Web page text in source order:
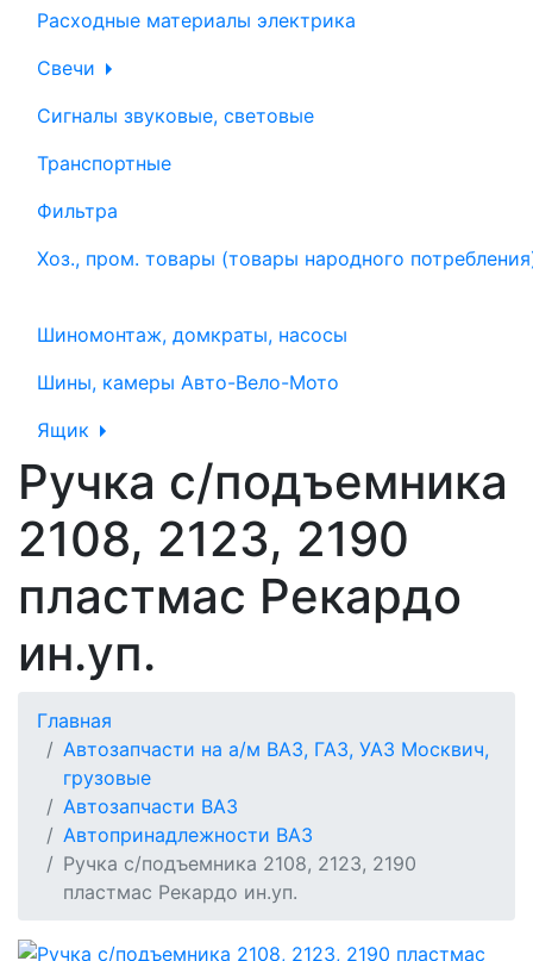
Расходные материалы электрика
Свечи
Сигналы звуковые, световые
Транспортные
Фильтра
Хоз., пром. товары (товары народного
Шиномонтаж, домкраты, насосы
Шины, камеры Авто-Вело-Мото
Ящик
Ручка с/подъемника
2108, 2123, 2190
пластмас Рекардо
ин.уп.
Главная
Автозапчасти на а/м ВАЗ, ГАЗ, УАЗ Москвич,
грузовые
Автозапчасти ВАЗ
Автопринадлежности ВАЗ
Ручка с/подъемника 2108, 2123, 2190
пластмас Рекардо ин.уп.